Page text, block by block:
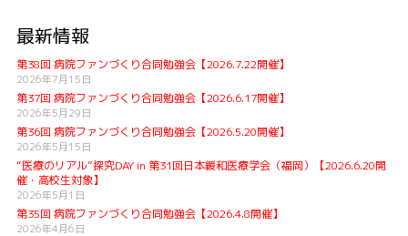
最新情報
第38回 病院ファンづくり合同勉強会【2026.7.22開催】
2026年7月15日
第37回 病院ファンづくり合同勉強会【2026.6.17開催】
2026年5月29日
第36回 病院ファンづくり合同勉強会【2026.5.20開催】
2026年5月15日
“医療のリアル”探究DAY in 第31回日本緩和医療学会（福岡）【2026.6.20開
催・高校生対象】
2026年5月1日
第35回 病院ファンづくり合同勉強会【2026.4.8開催】
2026年4月6日